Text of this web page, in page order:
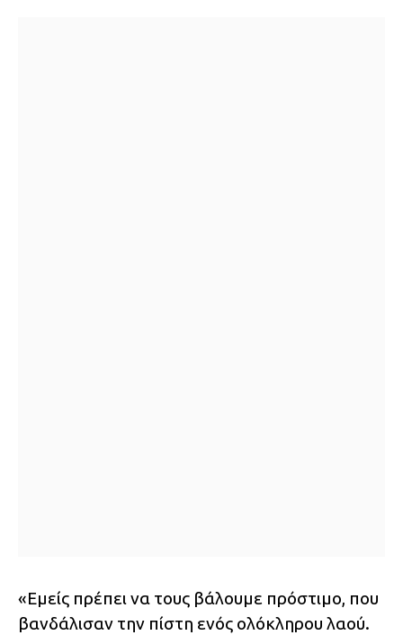
«Εμείς πρέπει να τους βάλουμε πρόστιμο, που
βανδάλισαν την πίστη ενός ολόκληρου λαού.